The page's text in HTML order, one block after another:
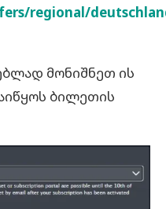
regional/
მონიშნეთ ის
ბილეთის